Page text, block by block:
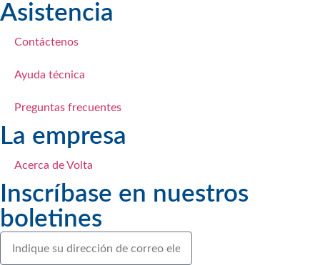
Asistencia
Contáctenos
Ayuda técnica
Preguntas frecuentes
La empresa
Acerca de Volta
Inscríbase en nuestros
boletines